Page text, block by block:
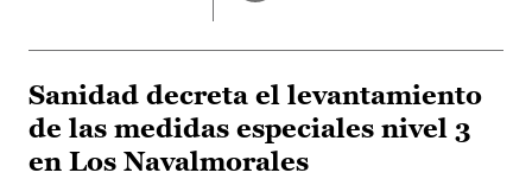
Sanidad decreta el levantamiento
de las medidas especiales nivel 3
en Los Navalmorales